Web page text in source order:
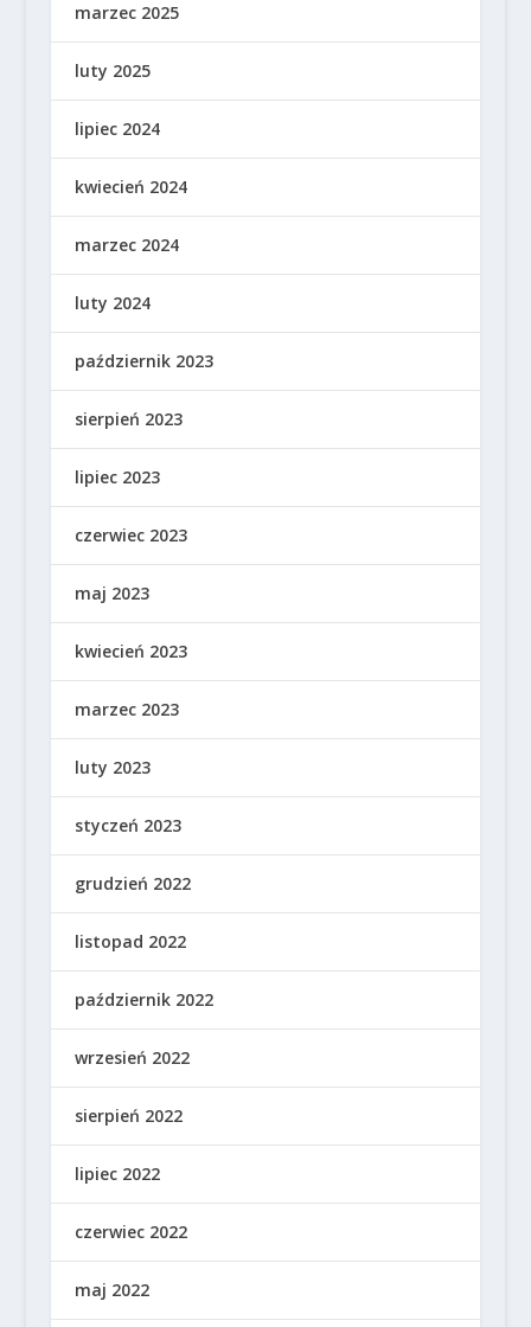
marzec 2025
luty 2025
lipiec 2024
kwiecień 2024
marzec 2024
luty 2024
październik 2023
sierpień 2023
lipiec 2023
czerwiec 2023
maj 2023
kwiecień 2023
marzec 2023
luty 2023
styczeń 2023
grudzień 2022
listopad 2022
październik 2022
wrzesień 2022
sierpień 2022
lipiec 2022
czerwiec 2022
maj 2022